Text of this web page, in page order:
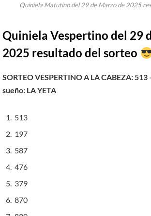
Quiniela Matutino del 29 de Marzo de 2025
Quiniela Vespertino del 29
2025 resultado del sorteo
SORTEO VESPERTINO A LA CABEZA:
sueño: LA YETA
513
197
587
476
379
870